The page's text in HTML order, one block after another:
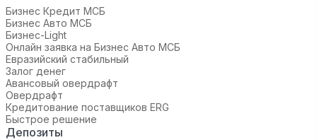
Бизнес Кредит МСБ
Бизнес Авто МСБ
Бизнес-Light
Онлайн заявка на Бизнес Авто МСБ
Евразийский стабильный
Залог денег
Авансовый овердрафт
Овердрафт
Кредитование поставщиков ERG
Быстрое решение
Депозиты